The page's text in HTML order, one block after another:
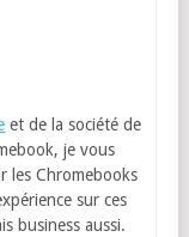
et de la société de
je vous
les Chromebooks
sur ces
business aussi.